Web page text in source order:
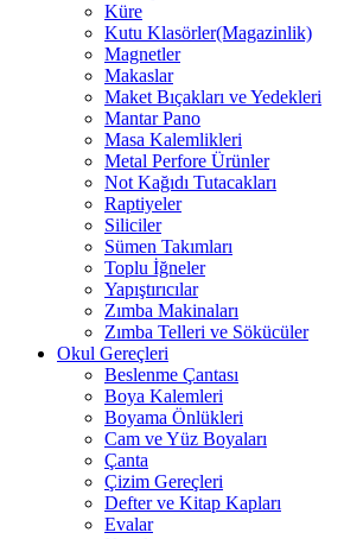
Küre
Kutu Klasörler(Magazinlik)
Magnetler
Makaslar
Maket Bıçakları ve Yedekleri
Mantar Pano
Masa Kalemlikleri
Metal Perfore Ürünler
Not Kağıdı Tutacakları
Raptiyeler
Siliciler
Sümen Takımları
Toplu İğneler
Yapıştırıcılar
Zımba Makinaları
Zımba Telleri ve Sökücüler
Okul Gereçleri
Beslenme Çantası
Boya Kalemleri
Boyama Önlükleri
Cam ve Yüz Boyaları
Çanta
Çizim Gereçleri
Defter ve Kitap Kapları
Evalar